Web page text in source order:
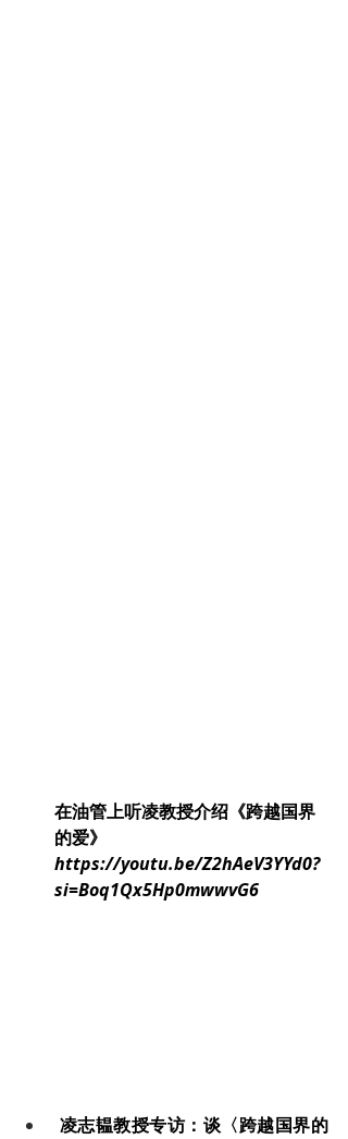
在油管上听凌教授介绍《跨越国界
的爱》
https://youtu.be/Z2hAeV3YYd0?
si=Boq1Qx5Hp0mwwvG6